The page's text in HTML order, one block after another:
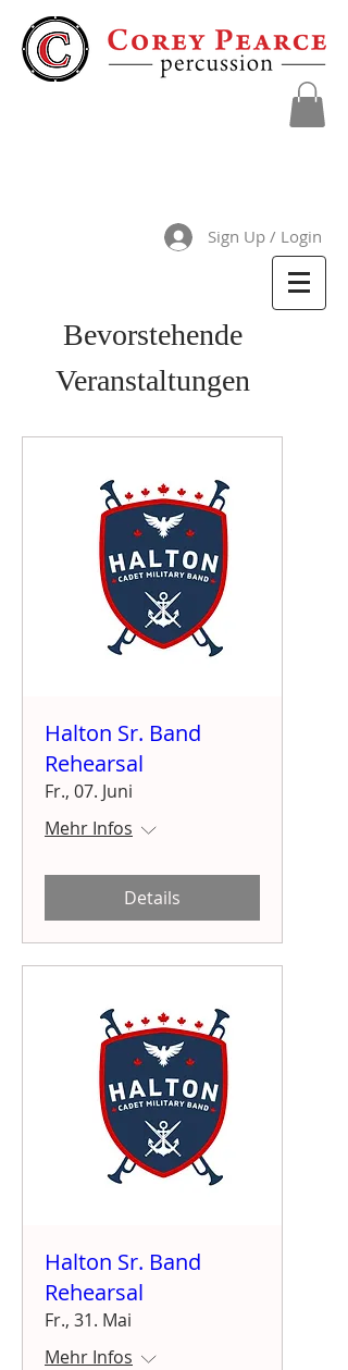
Sign Up / Login
Bevorstehende
Veranstaltungen
Halton Sr. Band
Rehearsal
Fr., 07. Juni
Mehr Infos
Details
Halton Sr. Band
Rehearsal
Fr., 31. Mai
Mehr Infos